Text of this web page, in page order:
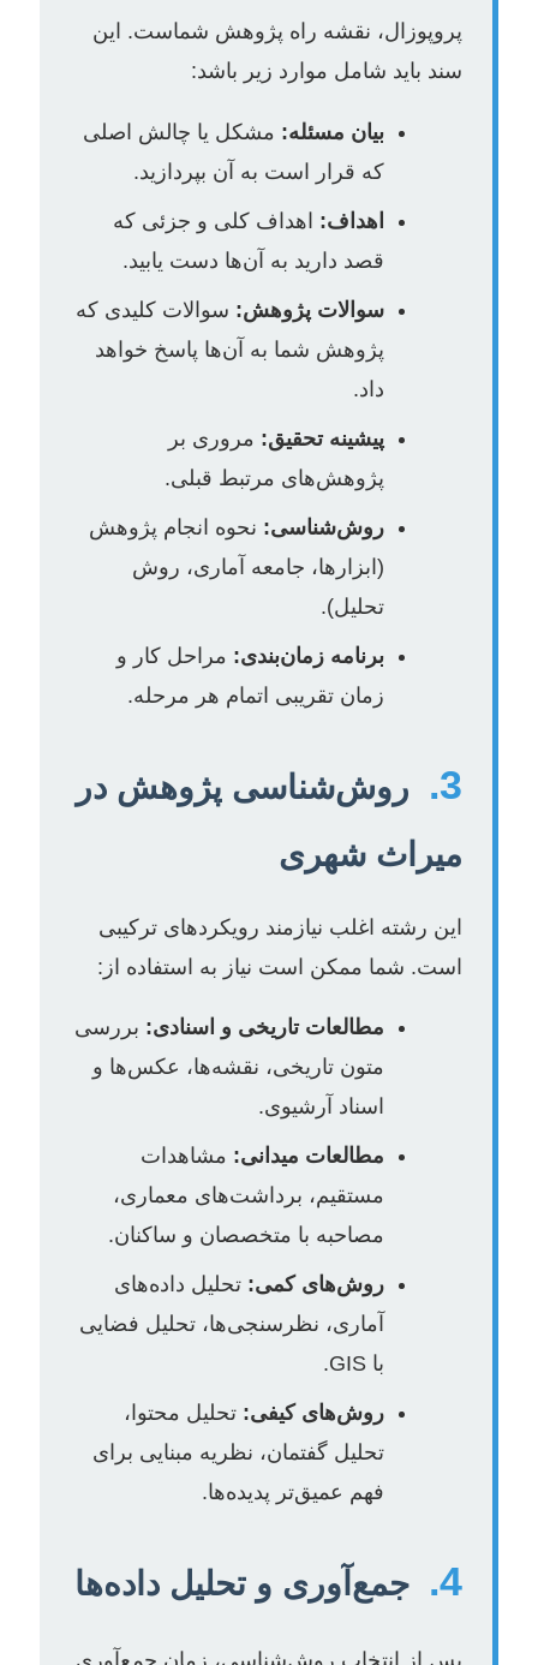
پروپوزال، نقشه راه پژوهش شماست. این
سند باید شامل موارد زیر باشد:
بیان مسئله: مشکل یا چالش اصلی
که قرار است به آن بپردازید.
اهداف: اهداف کلی و جزئی که
قصد دارید به آن‌ها دست یابید.
سوالات پژوهش: سوالات کلیدی که
پژوهش شما به آن‌ها پاسخ خواهد
داد.
پیشینه تحقیق: مروری بر
پژوهش‌های مرتبط قبلی.
روش‌شناسی: نحوه انجام پژوهش
(ابزارها، جامعه آماری، روش
تحلیل).
برنامه زمان‌بندی: مراحل کار و
زمان تقریبی اتمام هر مرحله.
3.
روش‌شناسی پژوهش در
میراث شهری
این رشته اغلب نیازمند رویکردهای ترکیبی
است. شما ممکن است نیاز به استفاده از:
مطالعات تاریخی و اسنادی: بررسی
متون تاریخی، نقشه‌ها، عکس‌ها و
اسناد آرشیوی.
مطالعات میدانی: مشاهدات
مستقیم، برداشت‌های معماری،
مصاحبه با متخصصان و ساکنان.
روش‌های کمی: تحلیل داده‌های
آماری، نظرسنجی‌ها، تحلیل فضایی
با GIS.
روش‌های کیفی: تحلیل محتوا،
تحلیل گفتمان، نظریه مبنایی برای
فهم عمیق‌تر پدیده‌ها.
4. جمع‌آوری و تحلیل داده‌ها
پس از انتخاب روش‌شناسی، زمان جمع‌آوری